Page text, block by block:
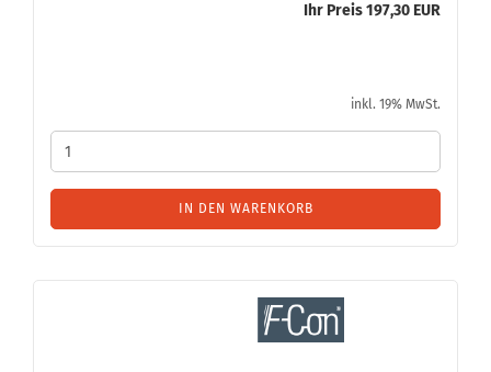
Ihr Preis 197,30 EUR
inkl. 19% MwSt.
IN DEN WARENKORB